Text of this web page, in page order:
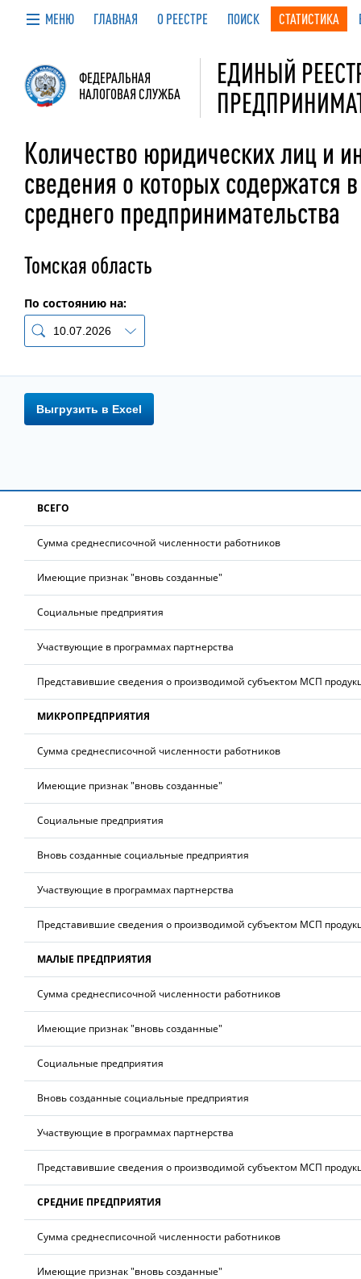
МЕНЮ ГЛАВНАЯ О РЕЕСТРЕ ПОИСК СТАТИСТИКА
ФЕДЕРАЛЬНАЯ
НАЛОГОВАЯ СЛУЖБА
ЕДИНЫЙ
Количество юридических лиц и
сведения о которых содержатся
среднего предпринимательства
Томская область
По состоянию на:
Выгрузить в Excel
ВСЕГО
Сумма среднесписочной численности работников
Имеющие признак "вновь созданные"
Социальные предприятия
Участвующие в программах партнерства
Представившие сведения о производимой субъектом МСП
МИКРОПРЕДПРИЯТИЯ
Сумма среднесписочной численности работников
Имеющие признак "вновь созданные"
Социальные предприятия
Вновь созданные социальные предприятия
Участвующие в программах партнерства
Представившие сведения о производимой субъектом МСП
МАЛЫЕ ПРЕДПРИЯТИЯ
Сумма среднесписочной численности работников
Имеющие признак "вновь созданные"
Социальные предприятия
Вновь созданные социальные предприятия
Участвующие в программах партнерства
Представившие сведения о производимой субъектом МСП
СРЕДНИЕ ПРЕДПРИЯТИЯ
Сумма среднесписочной численности работников
Имеющие признак "вновь созданные"